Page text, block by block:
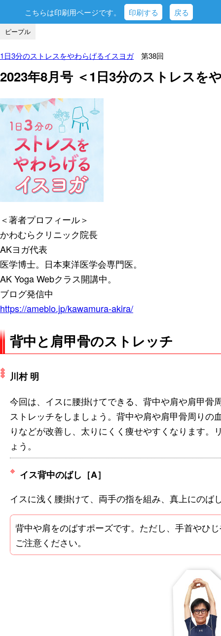
こちらは印刷用ページです。 印刷する 戻る
ピープル
1日3分のストレスをやわらげるイスヨガ第38回
2023年8月号 ＜1日3分のストレスを
＜著者プロフィール＞
かわむらクリニック院長
AKヨガ代表
医学博士。日本東洋医学会専門医。
AK Yoga Webクラス開講中。
ブログ発信中
https://ameblo.jp/kawamura-akira/
背中と肩甲骨のストレッチ
川村 明
今回は、イスに腰掛けてできる、背中や肩や肩甲骨
ストレッチをしましょう。背中や肩や肩甲骨周り
りなどが改善し、太りにくく痩せやすくなります
ょう。
イス背中のばし［A］
イスに浅く腰掛けて、両手の指を組み、真上にのば
背中や肩をのばすポーズです。ただし、手首やひ
ご注意ください。